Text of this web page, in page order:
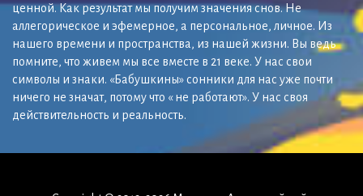
ценной. Как результат мы получим значения снов. Не
аллегорическое и эфемерное, а персональное, личное. Из
нашего времени и пространства, из нашей жизни. Вы ведь
помните, что живем мы все вместе в 21 веке. У нас свои
символы и знаки. «Бабушкины» сонники для нас уже почти
ничего не значат, потому что « не работают». У нас своя
действительность и реальность.